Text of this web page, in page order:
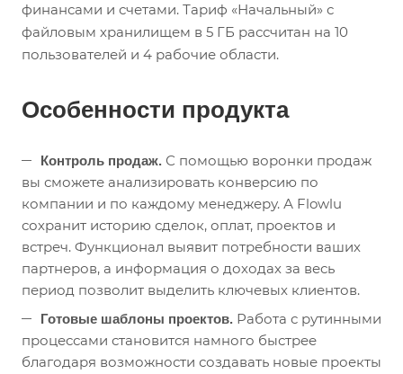
финансами и счетами. Тариф «Начальный» с
файловым хранилищем в 5 ГБ рассчитан на 10
пользователей и 4 рабочие области.
Особенности продукта
Контроль продаж. С помощью воронки продаж
вы сможете анализировать конверсию по
компании и по каждому менеджеру. А Flowlu
сохранит историю сделок, оплат, проектов и
встреч. Функционал выявит потребности ваших
партнеров, а информация о доходах за весь
период позволит выделить ключевых клиентов.
Готовые шаблоны проектов. Работа с рутинными
процессами становится намного быстрее
благодаря возможности создавать новые проекты